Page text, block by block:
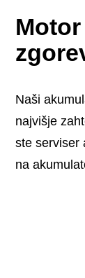
Naši
najvišje
ste serviser
na